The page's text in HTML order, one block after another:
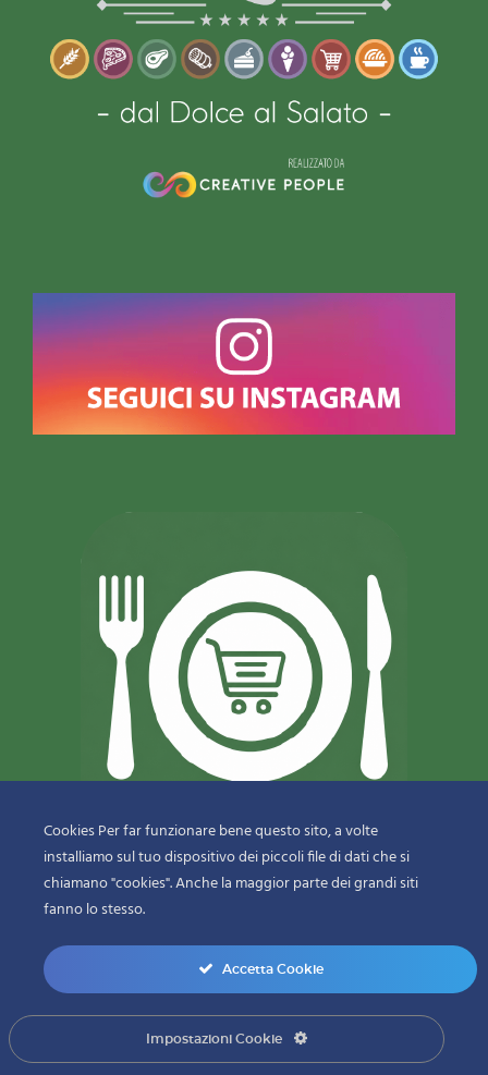
© 2018-2020 CopyrightSfizi & Delizie di Dragotto Gaetano & C.
Snc
0
Cookies Per far funzionare bene questo sito, a volte
installiamo sul tuo dispositivo dei piccoli file di dati che si
chiamano "cookies". Anche la maggior parte dei grandi siti
fanno lo stesso.
Accetta Cookie
Impostazioni Cookie